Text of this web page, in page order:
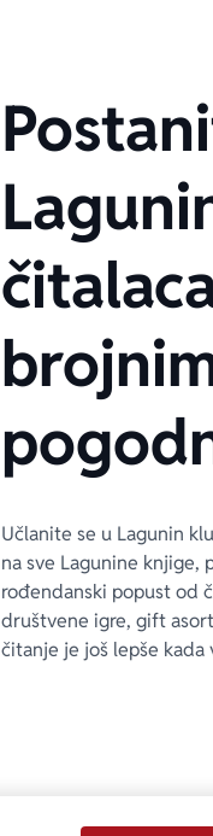
Učlanite se u Lagunin
na sve Lagunine knjige,
rođendanski popust od
društvene igre, gift
čitanje je još lepše kada